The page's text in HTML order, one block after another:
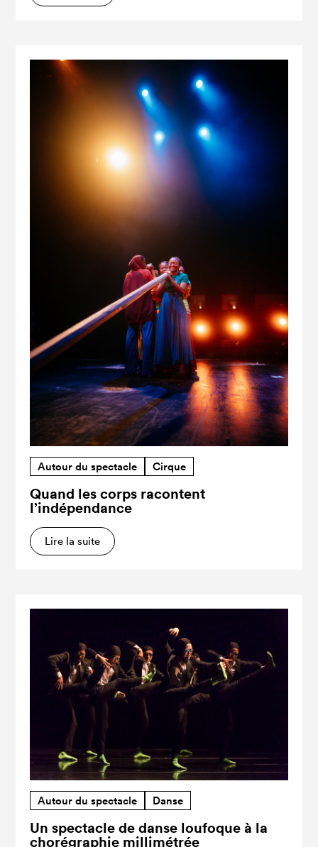
Autour du spectacle Cirque
Quand les corps racontent
l’indépendance
Lire la suite
Autour du spectacle Danse
Un spectacle de danse loufoque à la
chorégraphie millimétrée